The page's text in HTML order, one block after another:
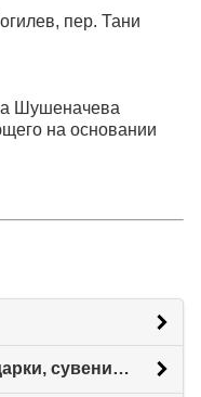
пер. Тани
Шушеначева
на основании
Мыло, косметика, свечи, подарки, сувениры.